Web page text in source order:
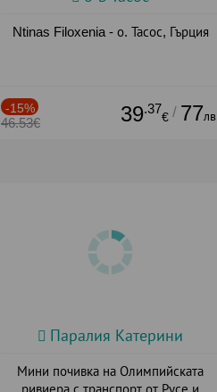
Ntinas Filoxenia - о. Тасос, Гърция
-15%
46.53€ 39.37
€ / 77лв.
Паралия Катерини
Мини почивка на Олимпийската
ривиера с транспорт от Русе и